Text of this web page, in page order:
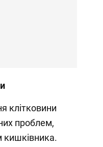
клітковини
проблем,
кишківника.